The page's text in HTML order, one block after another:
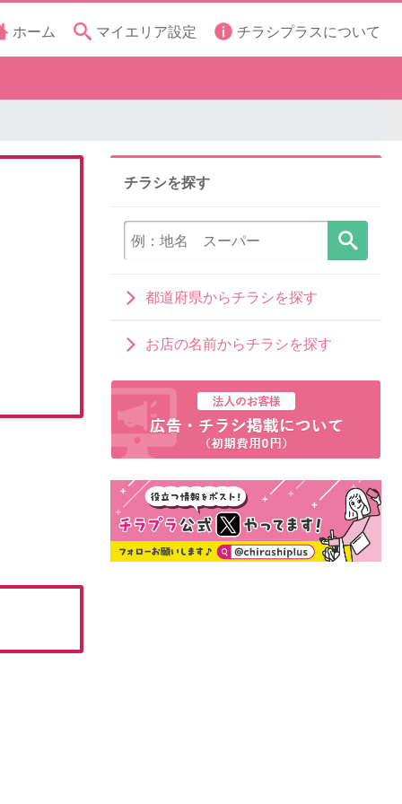
ホーム マイエリア設定 チラシプラスについて
チラシを探す
都道府県からチラシを探す
お店の名前からチラシを探す